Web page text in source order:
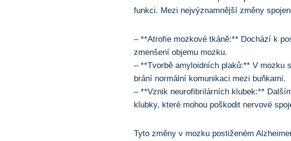
funkci. Mezi nejvýznamnější změny
– **Atrofie mozkové tkáně:** Dochází k
zmenšení objemu mozku.
– **Tvorbě amyloidních plaků:** V mozku
brání normální komunikaci mezi buňkami.
– **Vznik neurofibrilárních klubek:**
klubky, které mohou poškodit nervové
Tyto změny v mozku postiženém